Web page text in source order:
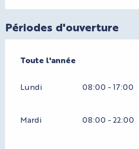
Périodes d'ouverture
Toute l'année
Toute l'année
Lundi 08:00 - 17:00
Mardi 08:00 - 22:00